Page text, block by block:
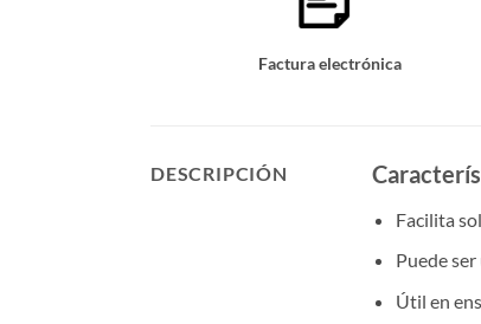
Factura electrónica
DESCRIPCIÓN
Facilita
Puede
Útil en